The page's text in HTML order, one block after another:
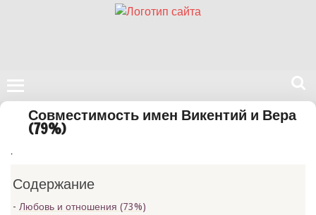
Поиск
сайте
Совместимость имен Викентий и Вера
(79%)
.
Содержание
Любовь и отношения (73%)